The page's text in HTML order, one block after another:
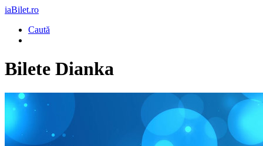
iaBilet.ro
Caută
Bilete Dianka